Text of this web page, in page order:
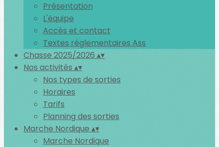
Présentation
L'équipe
Accès et contact
Textes réglementaires Ass
Chasse 2025/2026 ▴▾
Nos activités ▴▾
Nos types de sorties
Horaires
Tarifs
Planning des sorties
Marche Nordique ▴▾
Marche Nordique